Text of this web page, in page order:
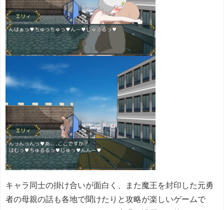
キャラ同士の掛け合いが面白く、また魔王を封印した元勇
者の母親の話も各地で聞けたりと攻略が楽しいゲームで